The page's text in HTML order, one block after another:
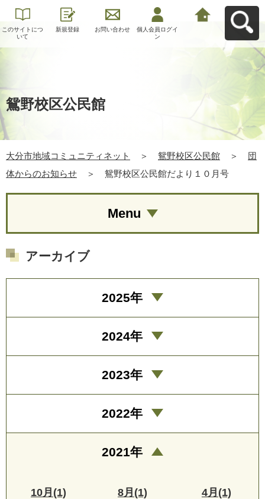
このサイトにつ
いて
新規登録 お問い合わせ
個人会員ログイ
ン
鴛野校区公民館
大分市地域コミュニティネット ＞ 鴛野校区公民館 ＞
団
体からのお知らせ
＞ 鴛野校区公民館だより１０月号
Menu
アーカイブ
2025年
2024年
2023年
2022年
2021年
10月(1) 8月(1) 4月(1)